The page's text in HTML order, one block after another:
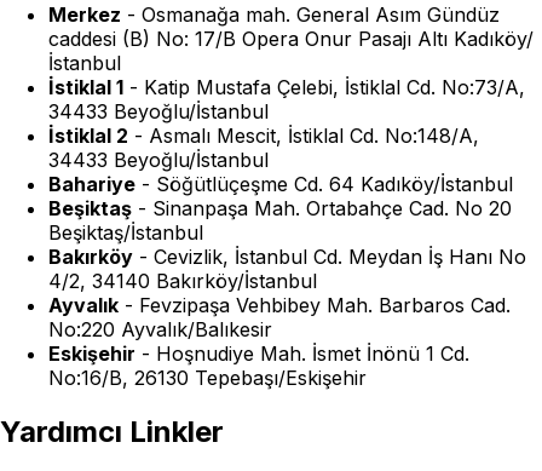
Merkez - Osmanağa mah. General Asım Gündüz
caddesi (B) No: 17/B Opera Onur Pasajı Altı Kadıköy/
İstanbul
İstiklal 1 - Katip Mustafa Çelebi, İstiklal Cd. No:73/A,
34433 Beyoğlu/İstanbul
İstiklal 2 - Asmalı Mescit, İstiklal Cd. No:148/A,
34433 Beyoğlu/İstanbul
Bahariye - Söğütlüçeşme Cd. 64 Kadıköy/İstanbul
Beşiktaş - Sinanpaşa Mah. Ortabahçe Cad. No 20
Beşiktaş/İstanbul
Bakırköy - Cevizlik, İstanbul Cd. Meydan İş Hanı No
4/2, 34140 Bakırköy/İstanbul
Ayvalık - Fevzipaşa Vehbibey Mah. Barbaros Cad.
No:220 Ayvalık/Balıkesir
Eskişehir - Hoşnudiye Mah. İsmet İnönü 1 Cd.
No:16/B, 26130 Tepebaşı/Eskişehir
Yardımcı Linkler